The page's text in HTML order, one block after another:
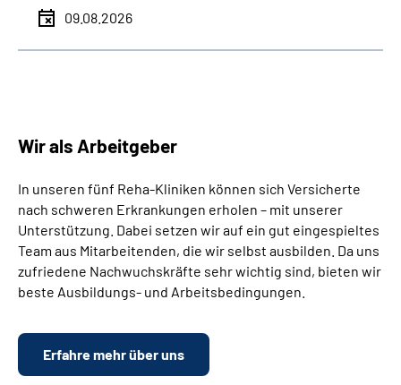
09.08.2026
Wir als Arbeitgeber
In unseren fünf Reha-Kliniken können sich Versicherte
nach schweren Erkrankungen erholen – mit unserer
Unterstützung. Dabei setzen wir auf ein gut eingespieltes
Team aus Mitarbeitenden, die wir selbst ausbilden. Da uns
zufriedene Nachwuchskräfte sehr wichtig sind, bieten wir
beste Ausbildungs- und Arbeitsbedingungen.
Erfahre mehr über uns